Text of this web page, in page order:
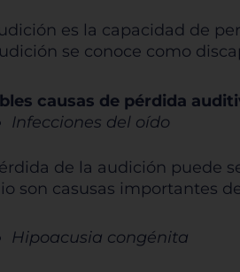
es la capacidad de
se conoce como
causas de pérdida
Infecciones del oído
de la audición puede
son casusas importantes
Hipoacusia congénita